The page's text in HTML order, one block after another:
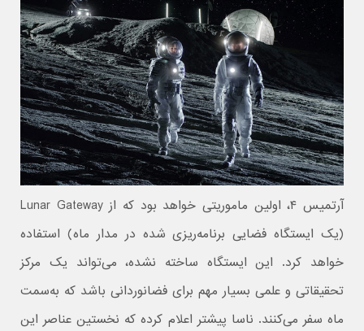
آرتمیس ۴، اولین ماموریتی خواهد بود که از Lunar Gateway
(یک ایستگاه فضایی برنامه‌ریزی شده در مدار ماه) استفاده
خواهد کرد. این ایستگاه ساخته نشده، می‌تواند یک مرکز
تحقیقاتی و علمی بسیار مهم برای فضانوردانی باشد که به‌سمت
ماه سفر می‌کنند. ناسا پیشتر اعلام کرده که نخستین عناصر این